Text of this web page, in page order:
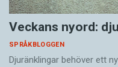
Veckans nyord:
SPRÅKBLOGGEN
Djuränklingar behöver ett